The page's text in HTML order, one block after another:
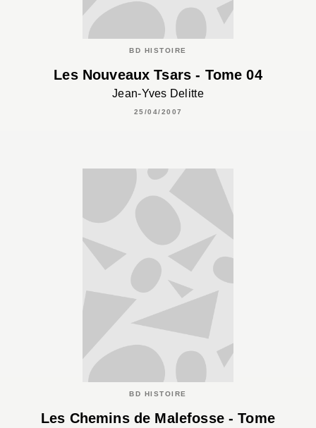
BD HISTOIRE
Les Nouveaux Tsars - Tome 04
Jean-Yves Delitte
25/04/2007
BD HISTOIRE
Les Chemins de Malefosse - Tome